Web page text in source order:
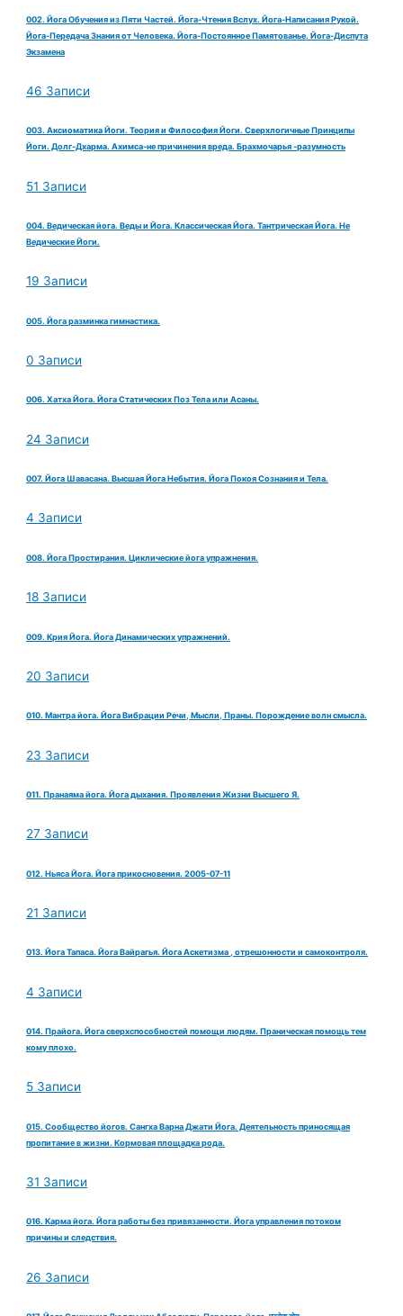
002. Йога Обучения из Пяти Частей. Йога-Чтения Вслух. Йога-Написания Рукой.
Йога-Передача Знания от Человека. Йога-Постоянное Памятованье. Йога-Диспута
Экзамена
46 Записи
003. Аксиоматика Йоги. Теория и Философия Йоги. Сверхлогичные Принципы
Йоги. Долг-Дхарма. Ахимса-не причинения вреда. Брахмочарья -разумность
51 Записи
004. Ведическая йога. Веды и Йога. Классическая Йога. Тантрическая Йога. Не
Ведические Йоги.
19 Записи
005. Йога разминка гимнастика.
0 Записи
006. Хатха Йога. Йога Статических Поз Тела или Асаны.
24 Записи
007. Йога Шавасана. Высшая Йога Небытия. Йога Покоя Сознания и Тела.
4 Записи
008. Йога Простирания. Циклические йога упражнения.
18 Записи
009. Крия Йога. Йога Динамических упражнений.
20 Записи
010. Мантра йога. Йога Вибрации Речи, Мысли, Праны. Порождение волн смысла.
23 Записи
011. Пранаяма йога. Йога дыхания. Проявления Жизни Высшего Я.
27 Записи
012. Ньяса Йога. Йога прикосновения. 2005-07-11
21 Записи
013. Йога Тапаса. Йога Вайрагья. Йога Аскетизма , отрешонности и самоконтроля.
4 Записи
014. Прайога. Йога сверхспособностей помощи людям. Праническая помощь тем
кому плохо.
5 Записи
015. Сообщество йогов. Сангха Варна Джати Йога. Деятельность приносящая
пропитание в жизни. Кормовая площадка рода.
31 Записи
016. Карма йога. Йога работы без привязанности. Йога управления потоком
причины и следствия.
26 Записи